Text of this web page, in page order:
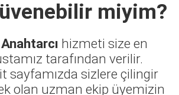
miyim?
hizmeti size en
tarafından verilir.
sayfamızda sizlere çilingir
olan uzman ekip üyemizin